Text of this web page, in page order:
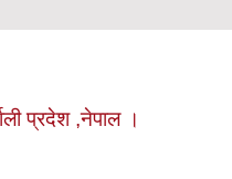
प्रदेश ,नेपाल ।